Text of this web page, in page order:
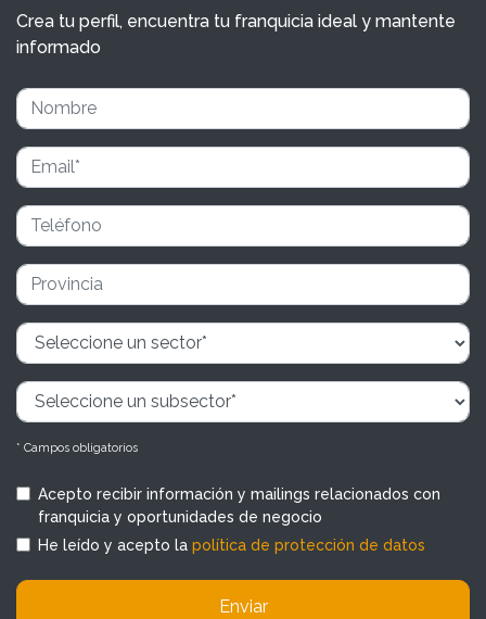
Crea tu perfil, encuentra tu franquicia ideal y mantente
informado
* Campos obligatorios
Acepto recibir información y mailings relacionados con
franquicia y oportunidades de negocio
He leído y acepto la política de protección de datos
Enviar